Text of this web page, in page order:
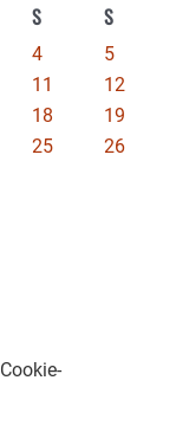
S S
4
5
11
12
18
19
25
26
Cookie-